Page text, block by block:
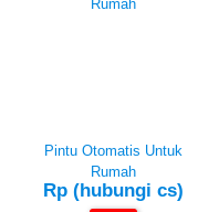
Pintu Otomatis Untuk
Rumah
Rp (hubungi cs)